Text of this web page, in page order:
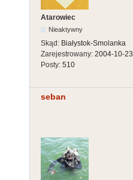
Atarowiec
Nieaktywny
Skąd: Białystok-Smolanka
Zarejestrowany: 2004-10-23
Posty: 510
seban